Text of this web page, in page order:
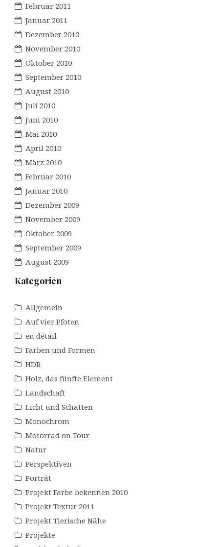
Februar 2011
Januar 2011
Dezember 2010
November 2010
Oktober 2010
September 2010
August 2010
Juli 2010
Juni 2010
Mai 2010
April 2010
März 2010
Februar 2010
Januar 2010
Dezember 2009
November 2009
Oktober 2009
September 2009
August 2009
Kategorien
Allgemein
Auf vier Pfoten
en détail
Farben und Formen
HDR
Holz, das fünfte Element
Landschaft
Licht und Schatten
Monochrom
Motorrad on Tour
Natur
Perspektiven
Porträt
Projekt Farbe bekennen 2010
Projekt Textur 2011
Projekt Tierische Nähe
Projekte